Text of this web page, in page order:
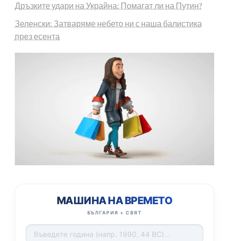
Дръзките удари на Украйна: Помагат ли на Путин?
Зеленски: Затваряме небето ни с наша балистика
през есента
МАШИНА НА ВРЕМЕТО
БЪЛГАРИЯ + СВЯТ